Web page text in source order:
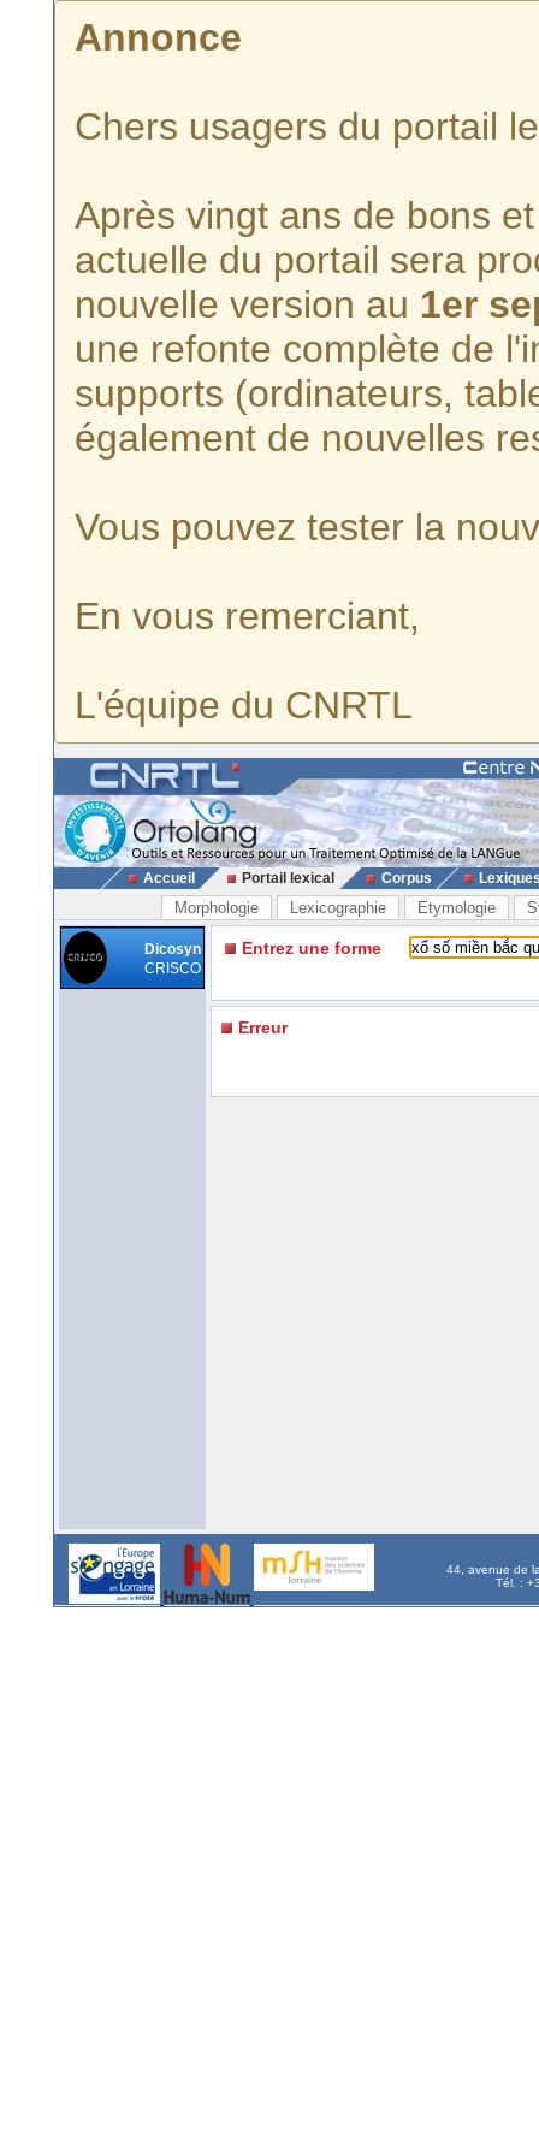
Annonce
Chers usagers du portail
Après vingt ans de bons
actuelle du portail sera
nouvelle version au 1er
une refonte complète de
supports (ordinateurs,
également de nouvelles
Vous pouvez tester la
En vous remerciant,
L'équipe du CNRTL
Accueil Portail lexical Corpus
Morphologie Lexicographie Etymologie
Dicosyn
CRISCO
Entrez une forme
Erreur
44, avenue de
Tél. :